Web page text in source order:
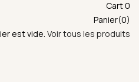
Cart0
Panier(0)
est vide. Voir tous les produits